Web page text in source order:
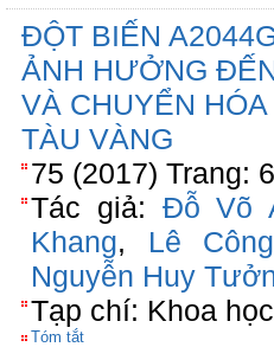
ĐỘT BIẾN
ẢNH HƯỞNG
VÀ CHUYỂN
TÀU VÀNG
75 (2017) Trang:
Tác giả: Đỗ Võ
Khang, Lê
Nguyễn Huy
Tạp chí: Khoa
Tóm tắt